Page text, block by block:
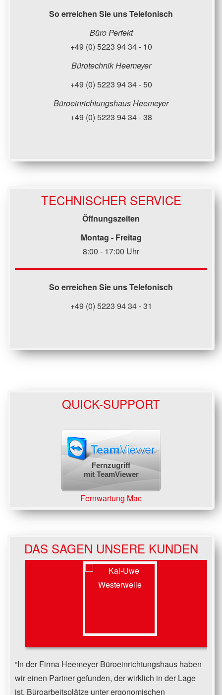
So erreichen Sie uns Telefonisch
Büro Perfekt
+49 (0) 5223 94 34 - 10
Bürotechnik Heemeyer
+49 (0) 5223 94 34 - 50
Büroeinrichtungshaus Heemeyer
+49 (0) 5223 94 34 - 38
TECHNISCHER SERVICE
Öffnungszeiten
Montag - Freitag
8:00 - 17:00 Uhr
So erreichen Sie uns Telefonisch
+49 (0) 5223 94 34 - 31
QUICK-SUPPORT
Fernzugriff
mit TeamViewer
Fernwartung Mac
DAS SAGEN UNSERE KUNDEN
In der Firma Heemeyer Büroeinrichtungshaus haben
wir einen Partner gefunden, der wirklich in der Lage
ist, Büroarbeitsplätze unter ergonomischen